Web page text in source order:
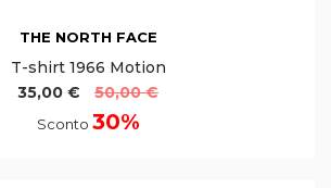
THE NORTH FACE
T-shirt 1966 Motion
35,00 €
50,00 €
Sconto 30%